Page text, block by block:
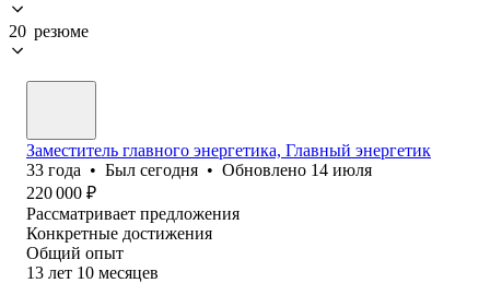
20 резюме
Заместитель главного энергетика, Главный энергетик
33 года • Был сегодня • Обновлено 14 июля
220 000 ₽
Рассматривает предложения
Конкретные достижения
Общий опыт
13 лет 10 месяцев